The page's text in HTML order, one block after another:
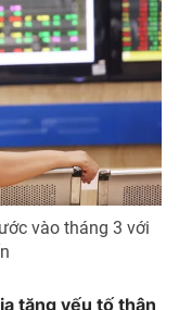
vào tháng 3 với
tăng yếu tố thận